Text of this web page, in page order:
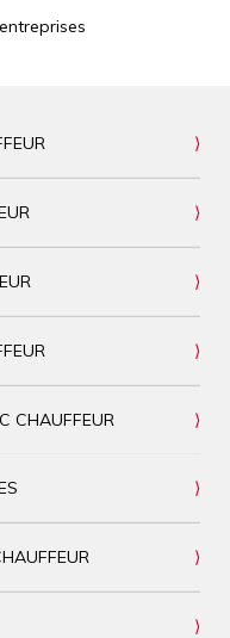
CHAUFFEUR